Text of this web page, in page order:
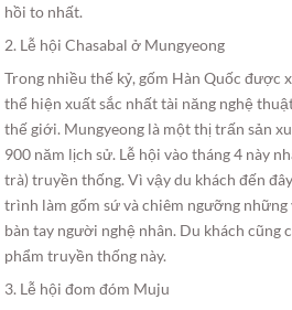
hồi to nhất.
2. Lễ hội Chasabal ở Mungyeong
Trong nhiều thế kỷ, gốm Hàn Quốc được
thể hiện xuất sắc nhất tài năng nghệ
thế giới. Mungyeong là một thị trấn sản
900 năm lịch sử. Lễ hội vào tháng 4 này
trà) truyền thống. Vì vậy du khách đến
trình làm gốm sứ và chiêm ngưỡng
bàn tay người nghệ nhân. Du khách cũng
phẩm truyền thống này.
3. Lễ hội đom đóm Muju